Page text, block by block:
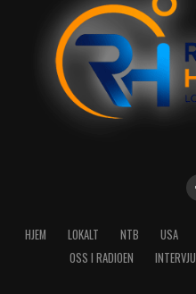
HJEM LOKALT NTB USA
OSS I RADIOEN
INTERVJU